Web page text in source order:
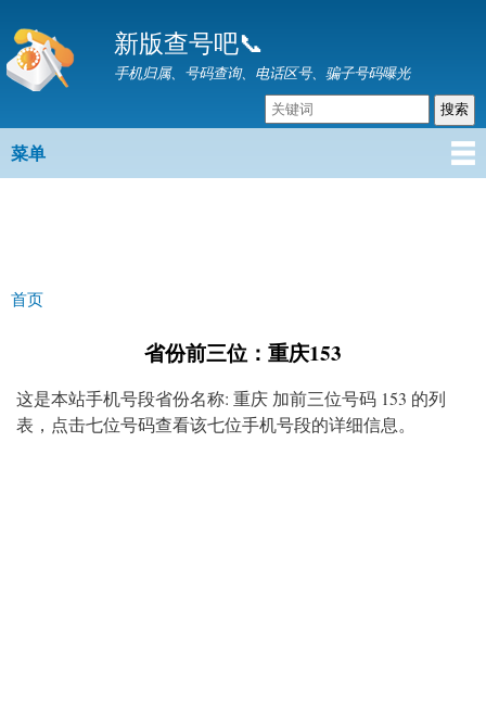
转
到
要
容
新版查号吧📞
手机归属、号码查询、电话区号、骗子号码曝光
主菜单
菜单
你在这里
首页
省份前三位：重庆153
这是本站手机号段省份名称: 重庆 加前三位号码 153 的列
表，点击七位号码查看该七位手机号段的详细信息。